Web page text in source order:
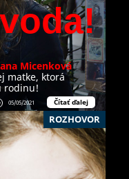
voda!
Micenková
matke, ktorá
rodinu!
05/05/2021 Čítať ďalej
ROZHOVOR